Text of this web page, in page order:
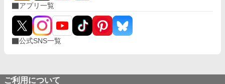
アプリ一覧
公式SNS一覧
ご利用について